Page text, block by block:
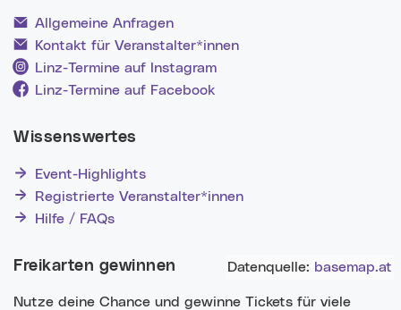
Datenquelle: basemap.at
Allgemeine Anfragen
Kontakt für Veranstalter*innen
Linz-Termine auf Instagram
Linz-Termine auf Facebook
Wissenswertes
Event-Highlights
Registrierte Veranstalter*innen
Hilfe / FAQs
Freikarten gewinnen
Nutze deine Chance und gewinne Tickets für viele